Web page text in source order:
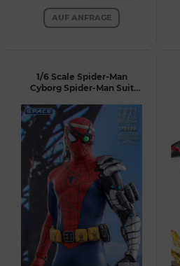
AUF ANFRAGE
1/6 Scale Spider-Man
Cyborg Spider-Man Suit
VGM51 Toy Fairs 2021
Exclusive